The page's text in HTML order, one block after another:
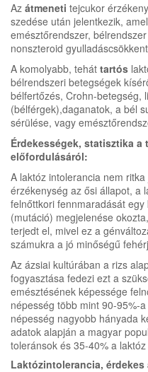
Az átmeneti tejcukor
szedése után jelentkezik,
emésztőrendszer,
nonszteroid
A komolyabb, tehát tartós
bélrendszeri betegségek
bélfertőzés, Crohn-betegség,
(bélférgek),daganatok, a bél
sérülése, vagy
Érdekességek, statisztika
előfordulásáról:
A laktóz intolerancia nem
érzékenység az ősi állapot, a
felnőttkori fennmaradását
(mutáció) megjelenése
terjedt el, mivel ez a
számukra a jó minőségű
Az ázsiai kultúrában a rizs
fogyasztása fedezi ezt a
emésztésének képessége
népesség több mint 90-95%-
népesség nagyobb hányada
adatok alapján a magyar
toleránsok és 35-40% a
Laktózintolerancia, érdekes